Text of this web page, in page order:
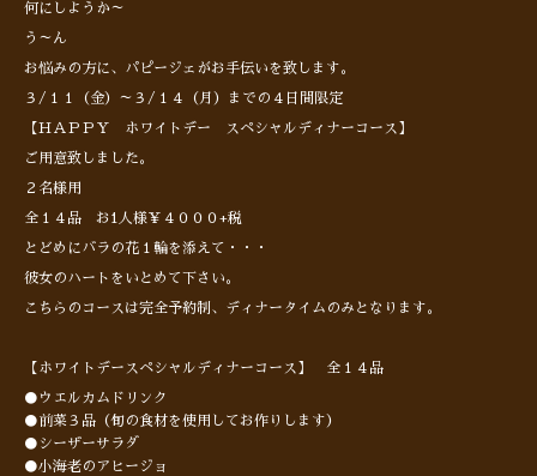
何にしようか～
う～ん
お悩みの方に、パピージェがお手伝いを致します。
３/１１（金）～３/１４（月）までの４日間限定
【ＨＡＰＰＹ ホワイトデー スペシャルディナーコース】
ご用意致しました。
２名様用
全１４品 お1人様￥４０００+税
とどめにバラの花１輪を添えて・・・
彼女のハートをいとめて下さい。
こちらのコースは完全予約制、ディナータイムのみとなります。
【ホワイトデースペシャルディナーコース】 全１４品
●ウエルカムドリンク
●前菜３品（旬の食材を使用してお作りします）
●シーザーサラダ
●小海老のアヒージョ